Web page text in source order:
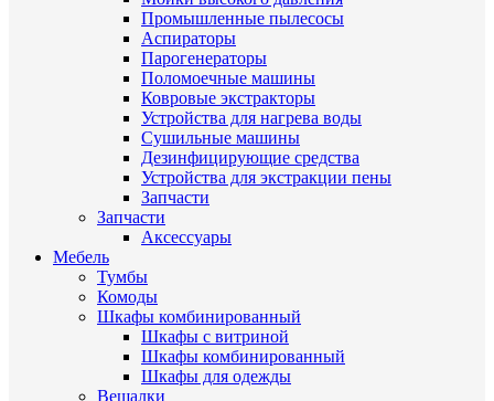
Промышленные пылесосы
Аспираторы
Парогенераторы
Поломоечные машины
Ковровые экстракторы
Устройства для нагрева воды
Сушильные машины
Дезинфицирующие средства
Устройства для экстракции пены
Запчасти
Запчасти
Аксессуары
Мебель
Тумбы
Комоды
Шкафы комбинированный
Шкафы с витриной
Шкафы комбинированный
Шкафы для одежды
Вешалки